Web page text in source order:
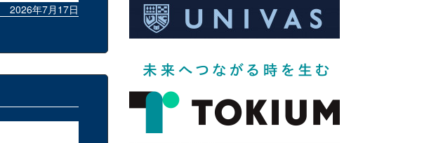
2026年7月17日